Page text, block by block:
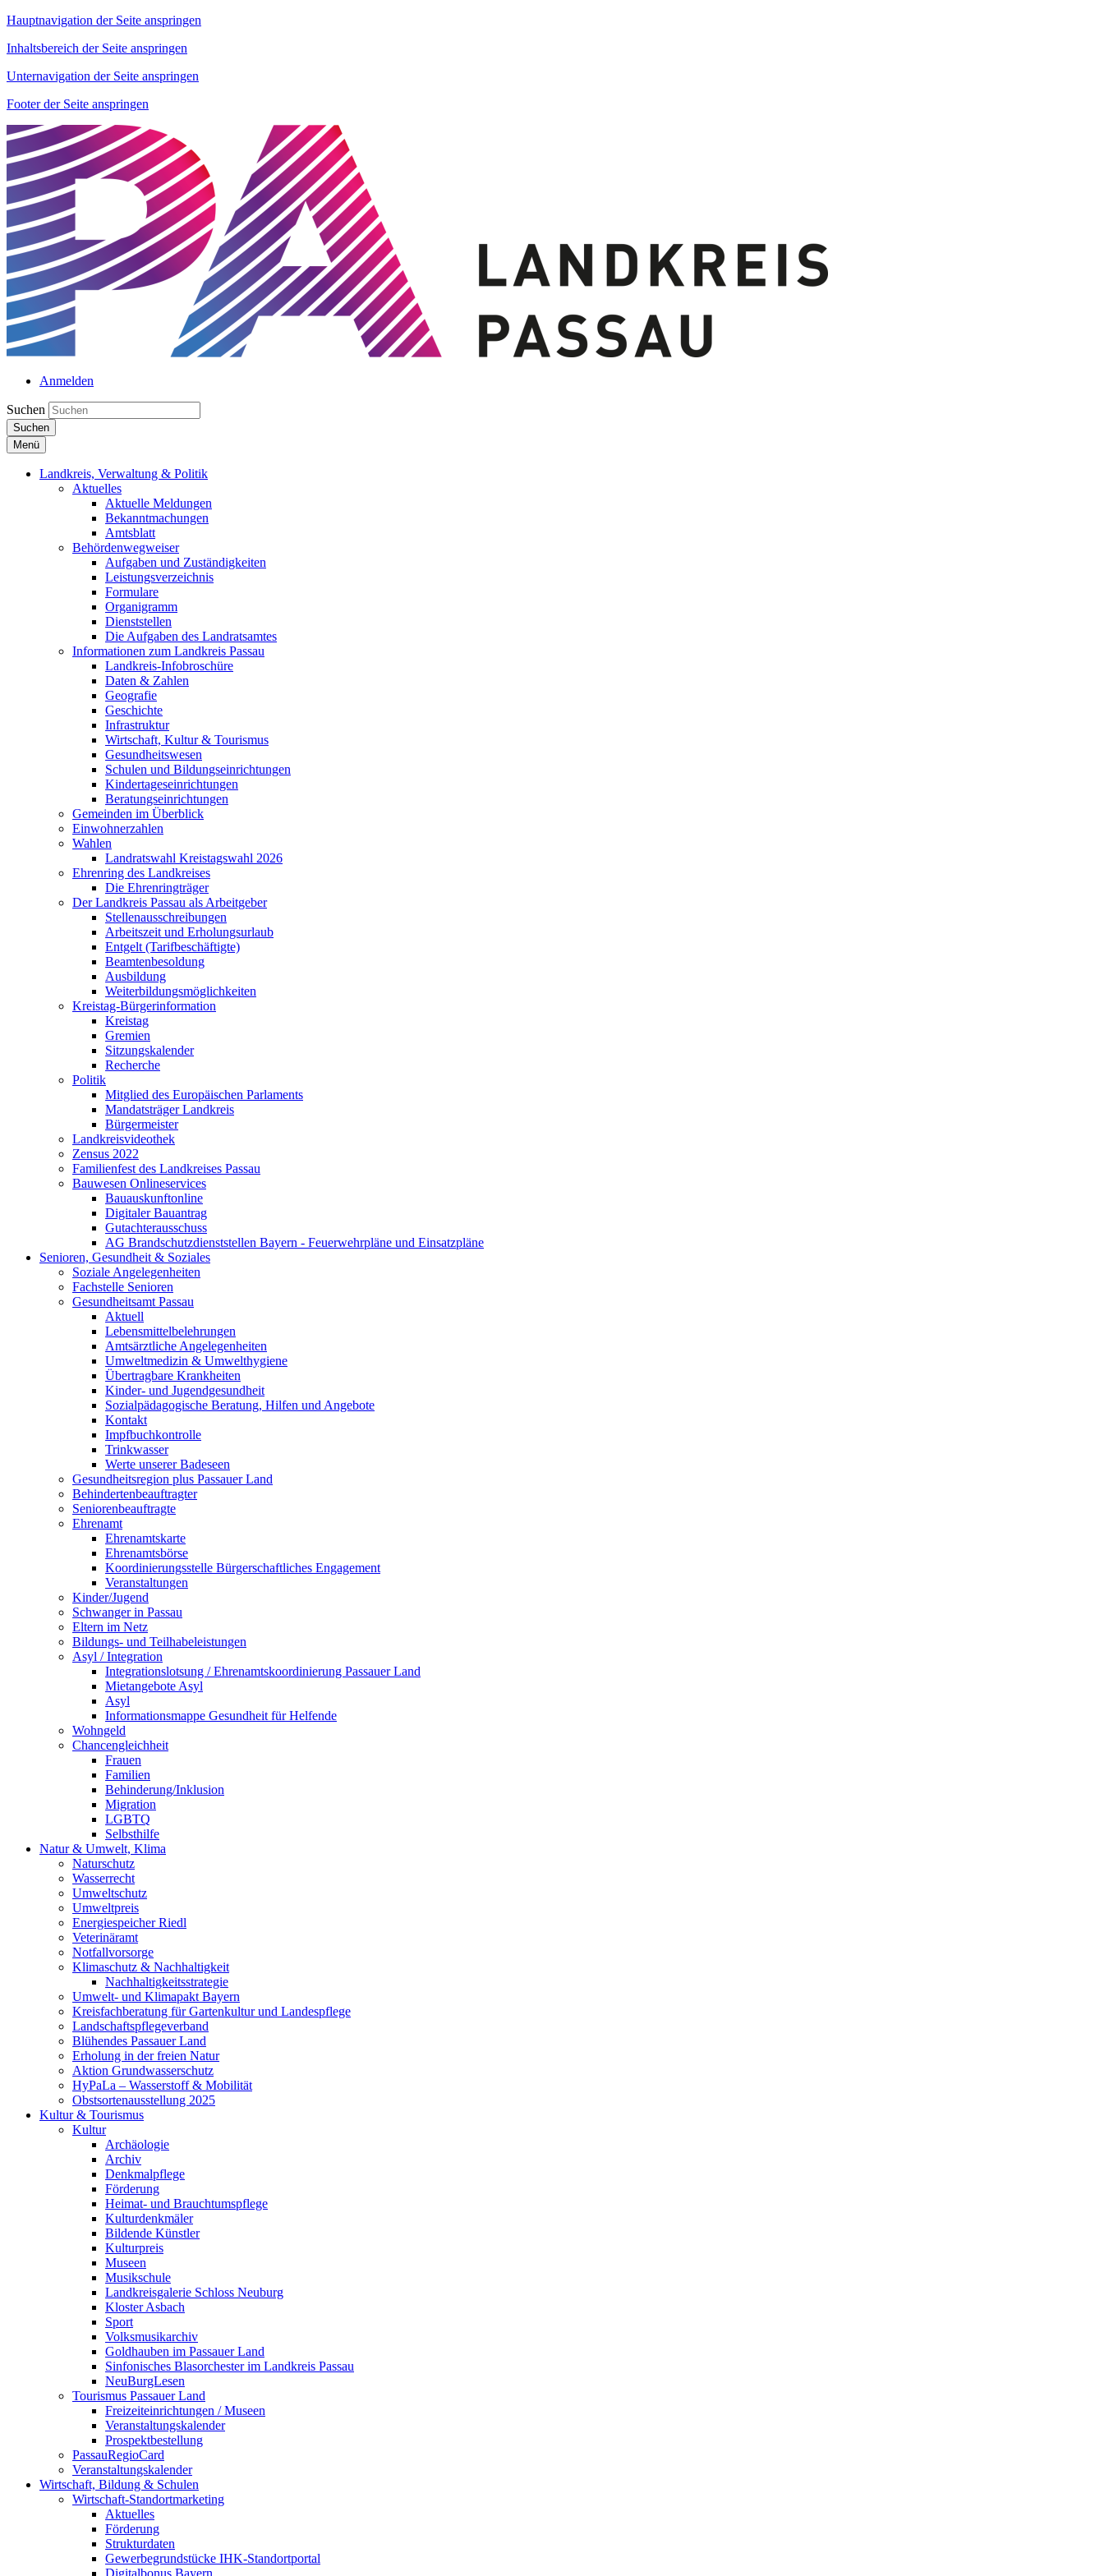
Hauptnavigation der Seite anspringen
Inhaltsbereich der Seite anspringen
Unternavigation der Seite anspringen
Footer der Seite anspringen
Anmelden
Suchen
Suchen
Menü
Landkreis, Verwaltung & Politik
Aktuelles
Aktuelle Meldungen
Bekanntmachungen
Amtsblatt
Behördenwegweiser
Aufgaben und Zuständigkeiten
Leistungsverzeichnis
Formulare
Organigramm
Dienststellen
Die Aufgaben des Landratsamtes
Informationen zum Landkreis Passau
Landkreis-Infobroschüre
Daten & Zahlen
Geografie
Geschichte
Infrastruktur
Wirtschaft, Kultur & Tourismus
Gesundheitswesen
Schulen und Bildungseinrichtungen
Kindertageseinrichtungen
Beratungseinrichtungen
Gemeinden im Überblick
Einwohnerzahlen
Wahlen
Landratswahl Kreistagswahl 2026
Ehrenring des Landkreises
Die Ehrenringträger
Der Landkreis Passau als Arbeitgeber
Stellenausschreibungen
Arbeitszeit und Erholungsurlaub
Entgelt (Tarifbeschäftigte)
Beamtenbesoldung
Ausbildung
Weiterbildungsmöglichkeiten
Kreistag-Bürgerinformation
Kreistag
Gremien
Sitzungskalender
Recherche
Politik
Mitglied des Europäischen Parlaments
Mandatsträger Landkreis
Bürgermeister
Landkreisvideothek
Zensus 2022
Familienfest des Landkreises Passau
Bauwesen Onlineservices
Bauauskunftonline
Digitaler Bauantrag
Gutachterausschuss
AG Brandschutzdienststellen Bayern - Feuerwehrpläne und Einsatzpläne
Senioren, Gesundheit & Soziales
Soziale Angelegenheiten
Fachstelle Senioren
Gesundheitsamt Passau
Aktuell
Lebensmittelbelehrungen
Amtsärztliche Angelegenheiten
Umweltmedizin & Umwelthygiene
Übertragbare Krankheiten
Kinder- und Jugendgesundheit
Sozialpädagogische Beratung, Hilfen und Angebote
Kontakt
Impfbuchkontrolle
Trinkwasser
Werte unserer Badeseen
Gesundheitsregion plus Passauer Land
Behindertenbeauftragter
Seniorenbeauftragte
Ehrenamt
Ehrenamtskarte
Ehrenamtsbörse
Koordinierungsstelle Bürgerschaftliches Engagement
Veranstaltungen
Kinder/Jugend
Schwanger in Passau
Eltern im Netz
Bildungs- und Teilhabeleistungen
Asyl / Integration
Integrationslotsung / Ehrenamtskoordinierung Passauer Land
Mietangebote Asyl
Asyl
Informationsmappe Gesundheit für Helfende
Wohngeld
Chancengleichheit
Frauen
Familien
Behinderung/Inklusion
Migration
LGBTQ
Selbsthilfe
Natur & Umwelt, Klima
Naturschutz
Wasserrecht
Umweltschutz
Umweltpreis
Energiespeicher Riedl
Veterinäramt
Notfallvorsorge
Klimaschutz & Nachhaltigkeit
Nachhaltigkeitsstrategie
Umwelt- und Klimapakt Bayern
Kreisfachberatung für Gartenkultur und Landespflege
Landschaftspflegeverband
Blühendes Passauer Land
Erholung in der freien Natur
Aktion Grundwasserschutz
HyPaLa – Wasserstoff & Mobilität
Obstsortenausstellung 2025
Kultur & Tourismus
Kultur
Archäologie
Archiv
Denkmalpflege
Förderung
Heimat- und Brauchtumspflege
Kulturdenkmäler
Bildende Künstler
Kulturpreis
Museen
Musikschule
Landkreisgalerie Schloss Neuburg
Kloster Asbach
Sport
Volksmusikarchiv
Goldhauben im Passauer Land
Sinfonisches Blasorchester im Landkreis Passau
NeuBurgLesen
Tourismus Passauer Land
Freizeiteinrichtungen / Museen
Veranstaltungskalender
Prospektbestellung
PassauRegioCard
Veranstaltungskalender
Wirtschaft, Bildung & Schulen
Wirtschaft-Standortmarketing
Aktuelles
Förderung
Strukturdaten
Gewerbegrundstücke IHK-Standortportal
Digitalbonus Bayern